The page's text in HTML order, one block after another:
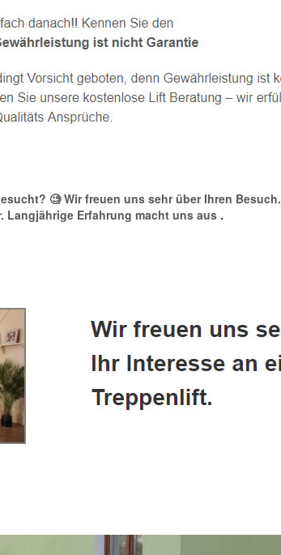
🧐 Wir freuen uns sehr über Ihren Besuch.
Langjährige Erfahrung macht uns aus .